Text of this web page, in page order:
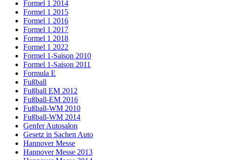
Formel 1 2014
Formel 1 2015
Formel 1 2016
Formel 1 2017
Formel 1 2018
Formel 1 2022
Formel 1-Saison 2010
Formel 1-Saison 2011
Formula E
Fußball
Fußball EM 2012
Fußball-EM 2016
Fußball-WM 2010
Fußball-WM 2014
Genfer Autosalon
Gesetz in Sachen Auto
Hannover Messe
Hannover Messe 2013